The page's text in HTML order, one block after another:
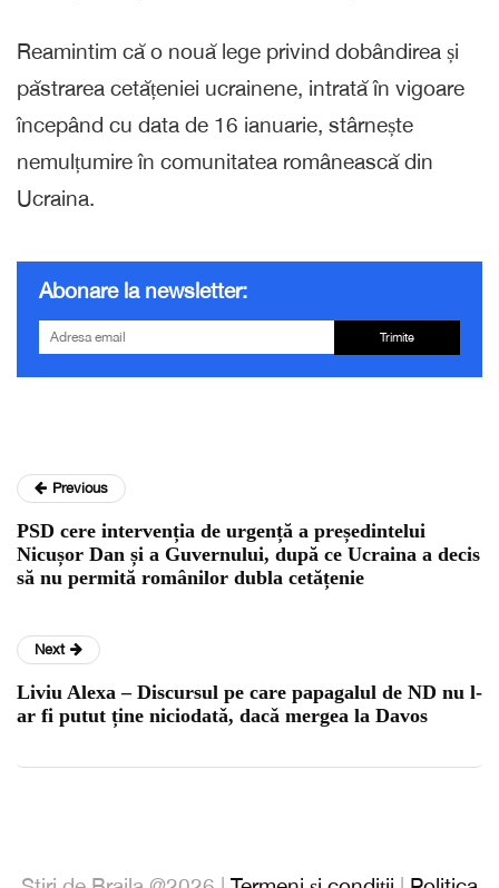
Reamintim că o nouă lege privind dobândirea și
păstrarea cetățeniei ucrainene, intrată în vigoare
începând cu data de 16 ianuarie, stârnește
nemulțumire în comunitatea românească din
Ucraina.
Abonare la newsletter:
Trimite
Previous
PSD cere intervenția de urgență a președintelui
Nicușor Dan și a Guvernului, după ce Ucraina a decis
să nu permită românilor dubla cetățenie
Next
Liviu Alexa – Discursul pe care papagalul de ND nu l-
ar fi putut ține niciodatǎ, dacǎ mergea la Davos